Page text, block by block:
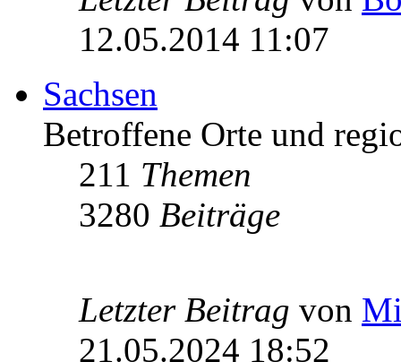
12.05.2014 11:07
Sachsen
Betroffene Orte und
211 Themen
3280 Beiträge
Letzter Beitrag von
21.05.2024 18:52